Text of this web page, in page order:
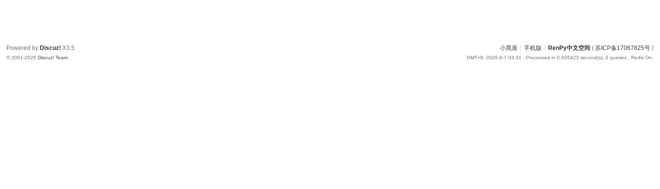
小黑屋 手机版 RenPy中文空间 ( 苏ICP备17067825号)
GMT+8, 2026-8-7 03:31 , Processed in 0.005423 second(s), 0 queries , Redis On.
Powered by Discuz! X3.5
© 2001-2026Discuz! Team